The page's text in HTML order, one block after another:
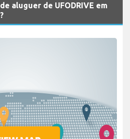
aluguer de UFODRIVE em